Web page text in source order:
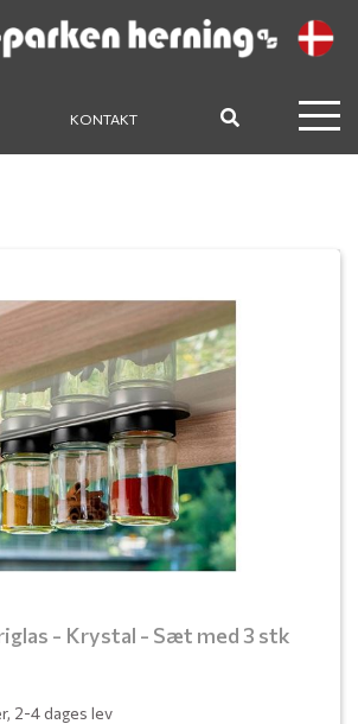
KONTAKT
- Krystal - Sæt med 3 stk
2-4 dages lev